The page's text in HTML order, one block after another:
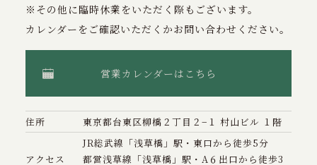
※その他に臨時休業をいただく際もございます。
カレンダーをご確認いただくかお問い合わせください。
営業カレンダーはこちら
住所 東京都台東区柳橋２丁目２−１ 村山ビル １階
アクセス
JR総武線「浅草橋」駅・東口から徒歩5分
都営浅草線「浅草橋」駅・A６出口から徒歩3